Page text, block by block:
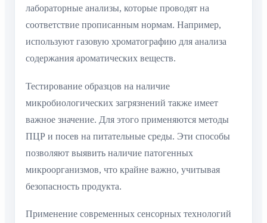
лабораторные анализы, которые проводят на
соответствие прописанным нормам. Например,
используют газовую хроматографию для анализа
содержания ароматических веществ.
Тестирование образцов на наличие
микробиологических загрязнений также имеет
важное значение. Для этого применяются методы
ПЦР и посев на питательные среды. Эти способы
позволяют выявить наличие патогенных
микроорганизмов, что крайне важно, учитывая
безопасность продукта.
Применение современных сенсорных технологий